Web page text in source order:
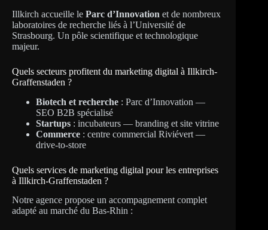
Illkirch accueille le Parc d’Innovation et de nombreux
laboratoires de recherche liés à l’Université de
Strasbourg. Un pôle scientifique et technologique
majeur.
Quels secteurs profitent du marketing digital à Illkirch-
Graffenstaden ?
Biotech et recherche : Parc d’Innovation —
SEO B2B spécialisé
Startups : incubateurs — branding et site vitrine
Commerce : centre commercial Riviévert —
drive-to-store
Quels services de marketing digital pour les entreprises
à Illkirch-Graffenstaden ?
Notre agence propose un accompagnement complet
adapté au marché du Bas-Rhin :